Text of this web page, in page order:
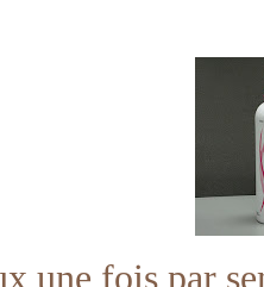
une fois par